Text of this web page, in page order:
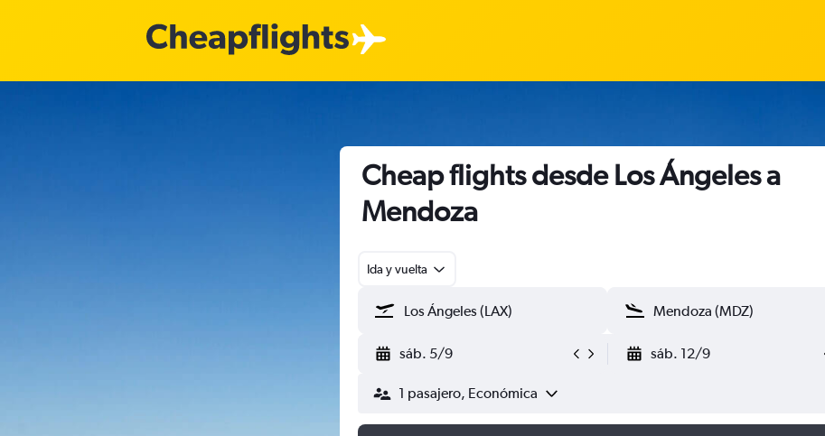
Cheap flights desde Los Ángeles a
Mendoza
Ida y vuelta
sáb. 5/9 sáb. 12/9
1 pasajero, Económica